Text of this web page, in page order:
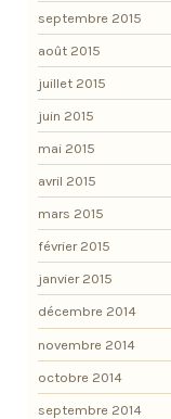
septembre 2015
août 2015
juillet 2015
juin 2015
mai 2015
avril 2015
mars 2015
février 2015
janvier 2015
décembre 2014
novembre 2014
octobre 2014
septembre 2014